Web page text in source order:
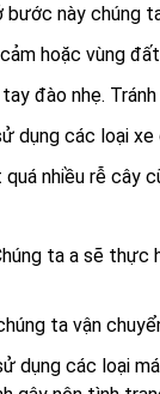
này chúng
hoặc vùng
đào nhẹ.
dụng các loại
nhiều rễ cây
ta a sẽ thực
ta vận
dụng các loại